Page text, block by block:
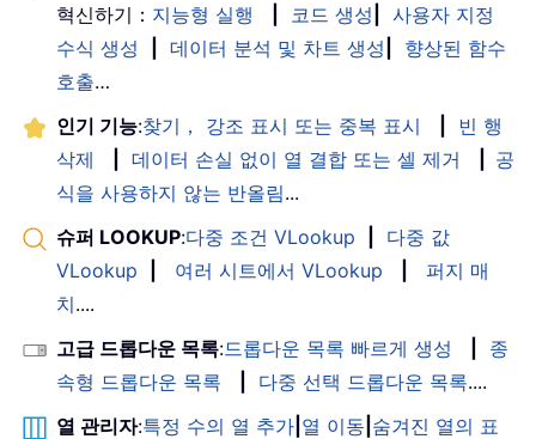
혁신하기： 지능형 실행 코드 생성
사용자 지정
수식 생성
데이터 분석 및 차트 생성
향상된 함수
호출…
인기 기능:찾기， 강조 표시 또는 중복 표시
빈 행
삭제
데이터 손실 없이 열 결합 또는 셀 제거
공
식을 사용하지 않는 반올림...
슈퍼 LOOKUP:다중 조건 VLookup
다중 값
VLookup
여러 시트에서 VLookup
퍼지 매
치....
고급 드롭다운 목록:드롭다운 목록 빠르게 생성
종
속형 드롭다운 목록
다중 선택 드롭다운 목록....
열 관리자:특정 수의 열 추가 열 이동 숨겨진 열의 표